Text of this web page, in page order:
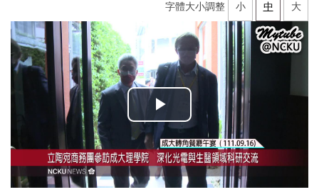
字體大小調整 小 中 大